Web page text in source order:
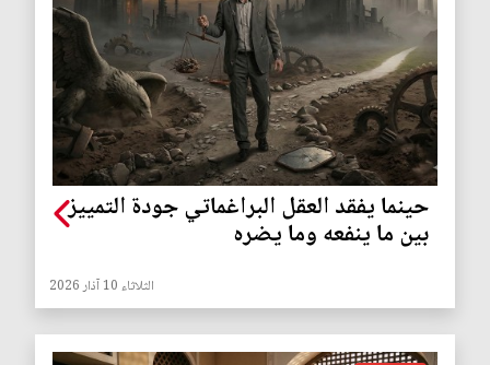
حينما يفقد العقل البراغماتي جودة التمييز
بين ما ينفعه وما يضره
الثلاثاء 10 آذار 2026